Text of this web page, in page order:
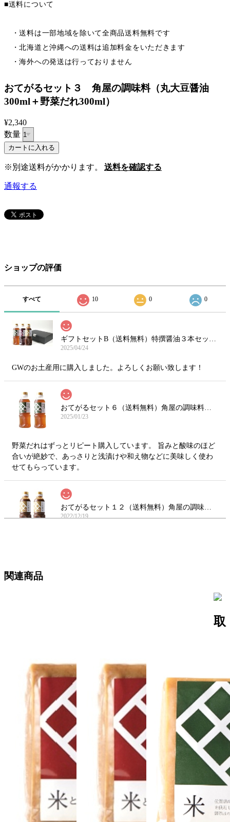
■送料について
・送料は一部地域を除いて全商品送料無料です
・北海道と沖縄への送料は追加料金をいただきます
・海外への発送は行っておりません
おてがるセット３ 角屋の調味料（丸大豆醤油
300ml＋野菜だれ300ml）
¥2,340
数量
※別途送料がかかります。 送料を確認する
通報する
ショップの評価
すべて 10 0 0
ギフトセットB（送料無料）特撰醤油３本セット（だし醤油300ml＋ごま醤油360g＋野菜だれ300ml）
2025/04/24
GWのお土産用に購入しました。よろしくお願い致します！
おてがるセット６（送料無料）角屋の調味料（野菜だれ300ml×2本）
2025/01/23
野菜だれはずっとリピート購入しています。 旨みと酸味のほど
合いが絶妙で、あっさりと浅漬けや和え物などに美味しく使わ
せてもらっています。
おてがるセット１２（送料無料）角屋の調味料（ごま醤油360g ×2本)
2022/12/19
おてがるセット３（送料無料）角屋の調味料（丸大豆醤油300ml＋野菜だれ300ml）
2020/12/02
野菜だれが好きでいつも重宝してます。今回お世話になった方
に送ってもらいましたが、先方からも喜んでもらいました。あ
りがとうございました。
2020/09/17
関連商品
取